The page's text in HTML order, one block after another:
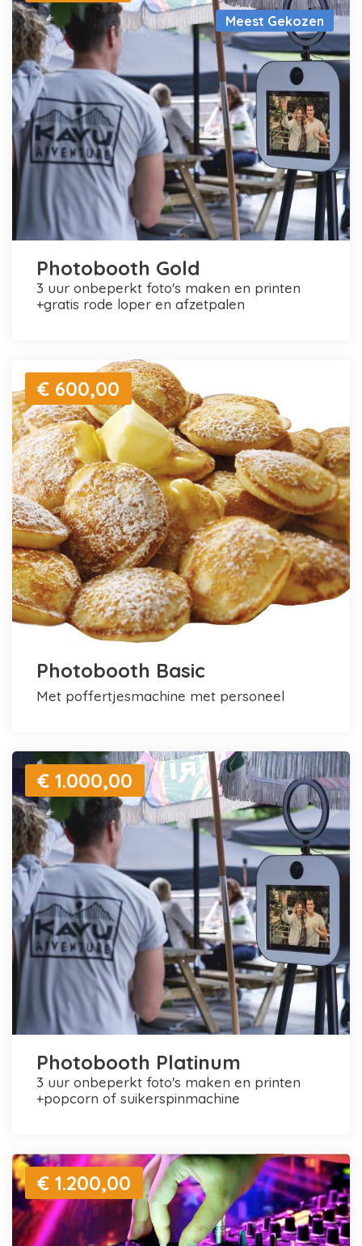
Meest Gekozen
Photobooth Gold
3 uur onbeperkt foto's maken en printen
+gratis rode loper en afzetpalen
€ 600,00
Photobooth Basic
met poffertjesmachine met personeel
€ 1.000,00
Photobooth Platinum
3 uur onbeperkt foto's maken en printen
+popcorn of suikerspinmachine
€ 1.200,00